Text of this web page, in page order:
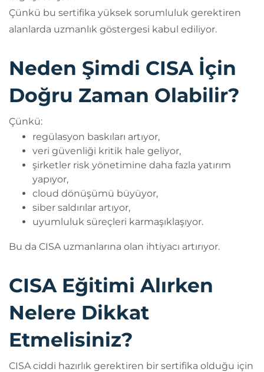
Çünkü bu sertifika yüksek sorumluluk gerektiren
alanlarda uzmanlık göstergesi kabul ediliyor.
Neden Şimdi CISA İçin
Doğru Zaman Olabilir?
Çünkü:
regülasyon baskıları artıyor,
veri güvenliği kritik hale geliyor,
şirketler risk yönetimine daha fazla yatırım
yapıyor,
cloud dönüşümü büyüyor,
siber saldırılar artıyor,
uyumluluk süreçleri karmaşıklaşıyor.
Bu da CISA uzmanlarına olan ihtiyacı artırıyor.
CISA Eğitimi Alırken
Nelere Dikkat
Etmelisiniz?
CISA ciddi hazırlık gerektiren bir sertifika olduğu için